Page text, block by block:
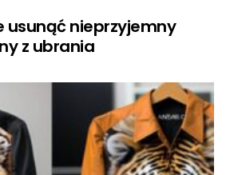
usunąć nieprzyjemny
z ubrania